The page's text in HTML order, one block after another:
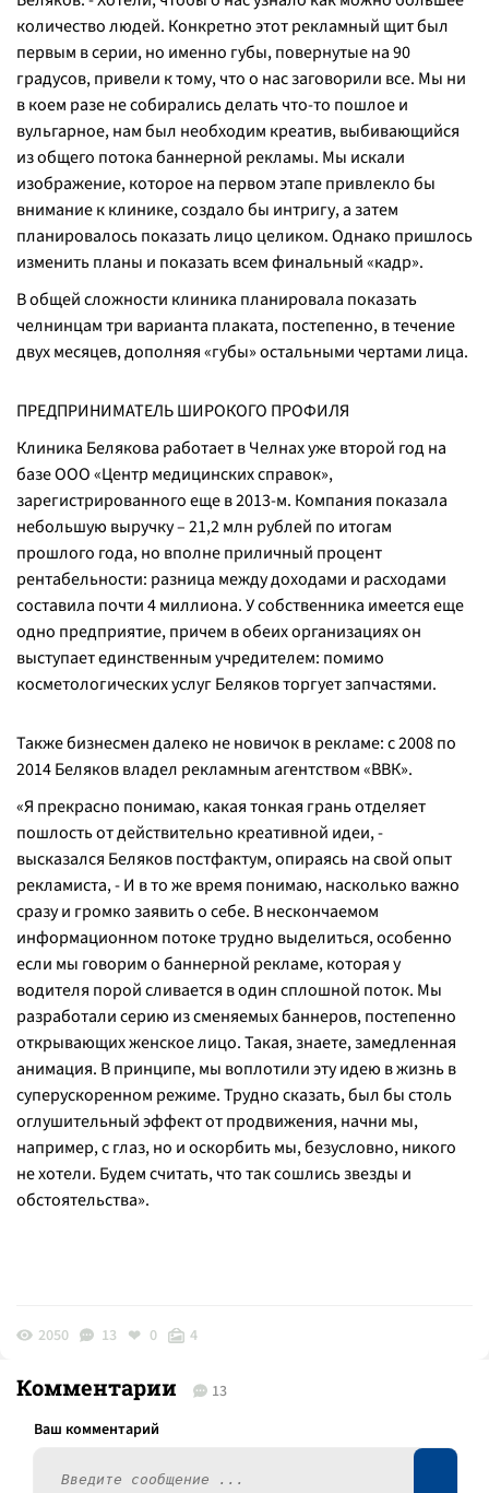
количество людей. Конкретно этот рекламный щит был
первым в серии, но именно губы, повернутые на 90
градусов, привели к тому, что о нас заговорили все. Мы ни
в коем разе не собирались делать что-то пошлое и
вульгарное, нам был необходим креатив, выбивающийся
из общего потока баннерной рекламы. Мы искали
изображение, которое на первом этапе привлекло бы
внимание к клинике, создало бы интригу, а затем
планировалось показать лицо целиком. Однако пришлось
изменить планы и показать всем финальный «кадр».
В общей сложности клиника планировала показать
челнинцам три варианта плаката, постепенно, в течение
двух месяцев, дополняя «губы» остальными чертами лица.
ПРЕДПРИНИМАТЕЛЬ ШИРОКОГО ПРОФИЛЯ
Клиника Белякова работает в Челнах уже второй год на
базе ООО «Центр медицинских справок»,
зарегистрированного еще в 2013-м. Компания показала
небольшую выручку – 21,2 млн рублей по итогам
прошлого года, но вполне приличный процент
рентабельности: разница между доходами и расходами
составила почти 4 миллиона. У собственника имеется еще
одно предприятие, причем в обеих организациях он
выступает единственным учредителем: помимо
косметологических услуг Беляков торгует запчастями.
Также бизнесмен далеко не новичок в рекламе: с 2008 по
2014 Беляков владел рекламным агентством «ВВК».
«Я прекрасно понимаю, какая тонкая грань отделяет
пошлость от действительно креативной идеи, -
высказался Беляков постфактум, опираясь на свой опыт
рекламиста,- И в то же время понимаю, насколько важно
сразу и громко заявить о себе. В нескончаемом
информационном потоке трудно выделиться, особенно
если мы говорим о баннерной рекламе, которая у
водителя порой сливается в один сплошной поток. Мы
разработали серию из сменяемых баннеров, постепенно
открывающих женское лицо. Такая, знаете, замедленная
анимация. В принципе, мы воплотили эту идею в жизнь в
суперускоренном режиме. Трудно сказать, был бы столь
оглушительный эффект от продвижения, начни мы,
например, с глаз, но и оскорбить мы, безусловно, никого
не хотели. Будем считать, что так сошлись звезды и
обстоятельства».
2050 13 0 4
Комментарии 13